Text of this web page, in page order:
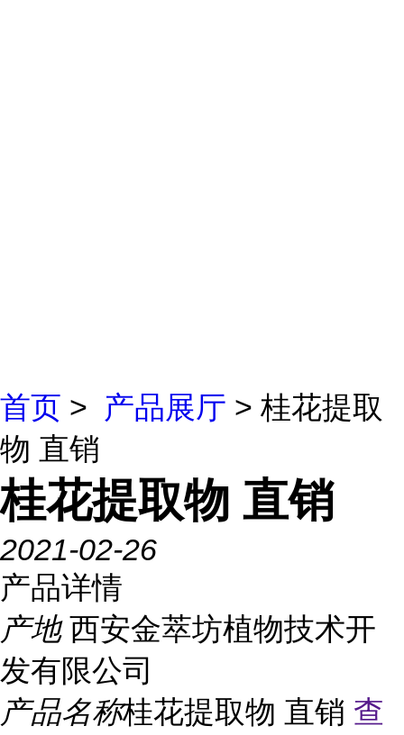
首页 > 产品展厅 > 桂花提取
物 直销
桂花提取物 直销
2021-02-26
产品详情
产地 西安金萃坊植物技术开
发有限公司
产品名称桂花提取物 直销 查